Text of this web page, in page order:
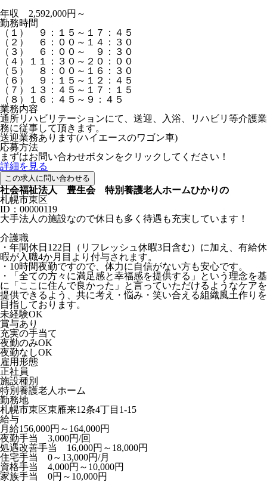
年収 2,592,000円～
勤務時間
（１） ９：１５～１７：４５
（２） ６：００～１４：３０
（３） ６：００～ ９：３０
（４）１１：３０～２０：００
（５） ８：００～１６：３０
（６） ９：１５～１２：４５
（７）１３：４５～１７：１５
（８）１６：４５～９：４５
業務内容
通所リハビリテーションにて、送迎、入浴、リハビリ等介護業
務に従事して頂きます。
送迎業務あります(ハイエースのワゴン車)
応募方法
まずはお問い合わせボタンをクリックしてください！
詳細を見る
この求人に問い合わせる
社会福祉法人 豊生会 特別養護老人ホームひかりの
札幌市東区
ID：00000119
大手法人の施設なので休日も多く待遇も充実しています！
介護職
・年間休日122日（リフレッシュ休暇3日含む）に加え、有給休
暇が入職4か月目より付与されます。
・10時間夜勤ですので、体力に自信がない方も安心です。
・「全ての方々に満足感と幸福感を提供する」という理念を基
に「ここに住んで良かった」と言っていただけるようなケアを
提供できるよう、共に考え・悩み・笑い合える組織風土作りを
目指しております。
未経験OK
賞与あり
充実の手当て
夜勤のみOK
夜勤なしOK
雇用形態
正社員
施設種別
特別養護老人ホーム
勤務地
札幌市東区東雁来12条4丁目1-15
給与
月給156,000円～164,000円
夜勤手当 3,000円/回
処遇改善手当 16,000円～18,000円
住宅手当 0～13,000円/月
資格手当 4,000円～10,000円
家族手当 0円～10,000円